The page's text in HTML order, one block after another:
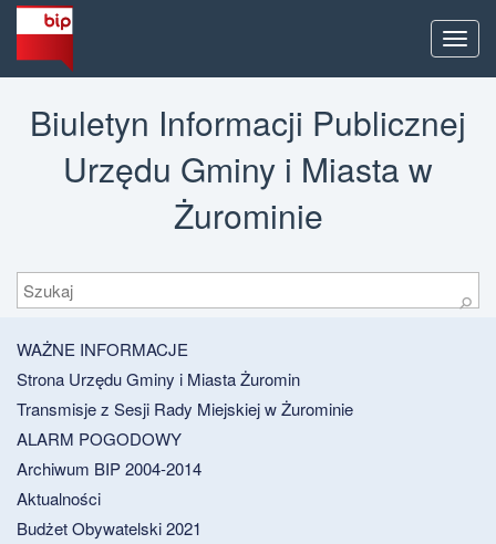
Menu
Biuletyn Informacji Publicznej
Urzędu Gminy i Miasta w
Żurominie
Szukaj
⚲
WAŻNE INFORMACJE
Strona Urzędu Gminy i Miasta Żuromin
Transmisje z Sesji Rady Miejskiej w Żurominie
ALARM POGODOWY
Archiwum BIP 2004-2014
Aktualności
Budżet Obywatelski 2021